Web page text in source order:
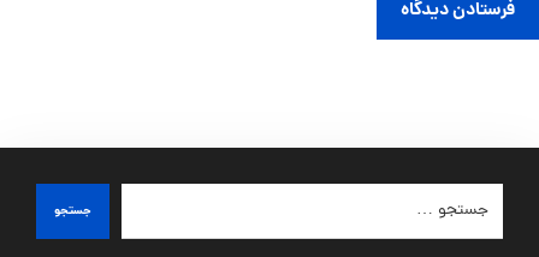
فرستادن دیدگاه
جستجو